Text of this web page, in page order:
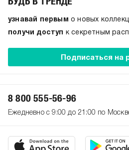
узнавай первым о новых
получи доступ
к секретным
Подписаться на
8 800 555-56-96
Ежедневно с 9:00 до 21:00 по